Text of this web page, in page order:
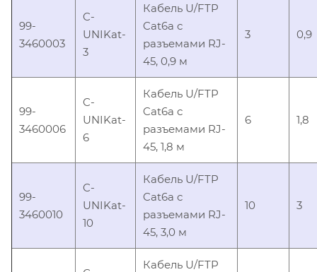
99-
3460003
C-
UNIKat-
3
Кабель U/FTP
Cat6a с
разъемами RJ-
45, 0,9 м
3 0,9
99-
3460006
C-
UNIKat-
6
Кабель U/FTP
Cat6a с
разъемами RJ-
45, 1,8 м
6 1,8
99-
3460010
C-
UNIKat-
10
Кабель U/FTP
Cat6a с
разъемами RJ-
45, 3,0 м
10 3
Кабель U/FTP